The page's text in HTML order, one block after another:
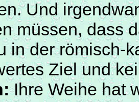
Und
müssen, dass
in der römisch-
Ziel und
:Ihre Weihe hat